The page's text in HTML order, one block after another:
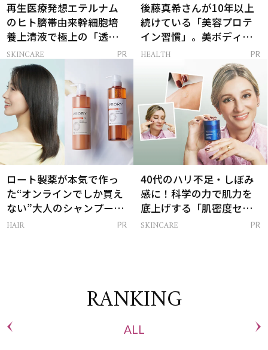
再生医療発想エテルナム
のヒト臍帯由来幹細胞培
養上清液で極上の「透明
感ハリ肌」へ
SKINCARE PR
後藤真希さんが10年以上
続けている「美容プロテ
イン習慣」。美ボディを
支える朝ルーティンと
HEALTH PR
ロート製薬が本気で作っ
た“オンラインでしか買え
ない”大人のシャンプー＆
トリートメントって？
HAIR PR
40代のハリ不足・しぼみ
感に！科学の力で肌力を
底上げする「肌密度セラ
ム」
SKINCARE PR
RANKING
ALL